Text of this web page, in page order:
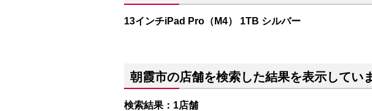
13インチiPad Pro（M4） 1TB シルバー
朝霞市の店舗を検索した結果を表示してい
検索結果：1店舗